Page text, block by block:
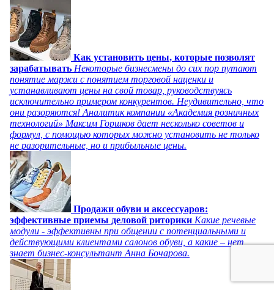
Как установить цены, которые позволят
зарабатывать Некоторые бизнесмены до сих пор путают
понятие маржи с понятием торговой наценки и
устанавливают цены на свой товар, руководствуясь
исключительно примером конкурентов. Неудивительно, что
они разоряются! Аналитик компании «Академия розничных
технологий» Максим Горшков дает несколько советов и
формул, с помощью которых можно установить не только
не разорительные, но и прибыльные цены.
Продажи обуви и аксессуаров:
эффективные приемы деловой риторики Какие речевые
модули - эффективны при общении с потенциальными и
действующими клиентами салонов обуви, а какие – нет,
знает бизнес-консультант Анна Бочарова.